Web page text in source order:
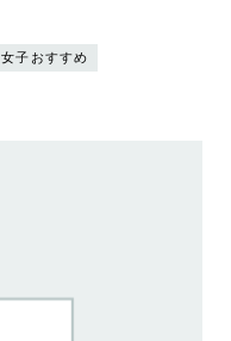
女子おすすめ